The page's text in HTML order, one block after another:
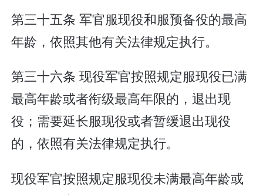
第三十五条 军官服现役和服预备役的最高
年龄，依照其他有关法律规定执行。
第三十六条 现役军官按照规定服现役已满
最高年龄或者衔级最高年限的，退出现
役；需要延长服现役或者暂缓退出现役
的，依照有关法律规定执行。
现役军官按照规定服现役未满最高年龄或